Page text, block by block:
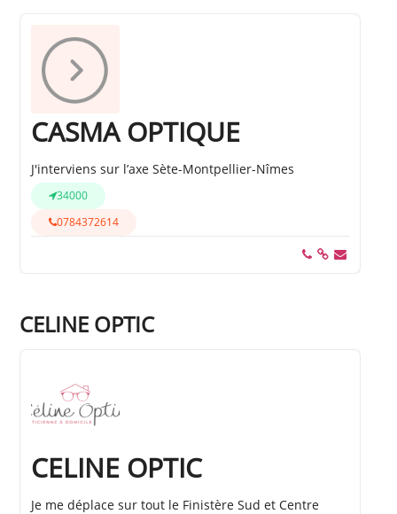
CASMA OPTIQUE
J'interviens sur l’axe Sète-Montpellier-Nîmes
34000
0784372614
CELINE OPTIC
CELINE OPTIC
Je me déplace sur tout le Finistère Sud et Centre